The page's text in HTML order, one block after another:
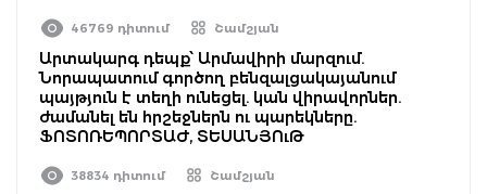
46769 դիտում Շամշյան
Արտակարգ դեպք՝ Արմավիրի մարզում.
Նորապատում գործող բենզալցակայանում
պայթյուն է տեղի ունեցել. կան վիրավորներ.
ժամանել են հրշեջներն ու պարեկները.
ՖՈՏՈՌԵՊՈՐՏԱԺ, ՏԵՍԱՆՅՈւԹ
38834 դիտում Շամշյան